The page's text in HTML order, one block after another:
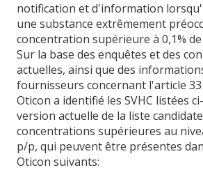
notification et d'information
une substance extrêmement
concentration supérieure à 0,1%
Sur la base des enquêtes et des
actuelles, ainsi que des
fournisseurs concernant l'article 33
Oticon a identifié les SVHC listées
version actuelle de la liste
concentrations supérieures au
p/p, qui peuvent être présentes
Oticon suivants: